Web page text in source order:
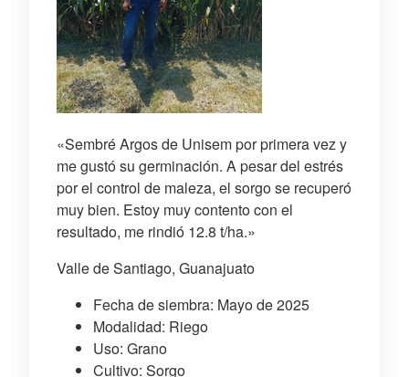
«Sembré Argos de Unisem por primera vez y
me gustó su germinación. A pesar del estrés
por el control de maleza, el sorgo se recuperó
muy bien. Estoy muy contento con el
resultado, me rindió 12.8 t/ha.»
Valle de Santiago, Guanajuato
Fecha de siembra: Mayo de 2025
Modalidad: Riego
Uso: Grano
Cultivo: Sorgo